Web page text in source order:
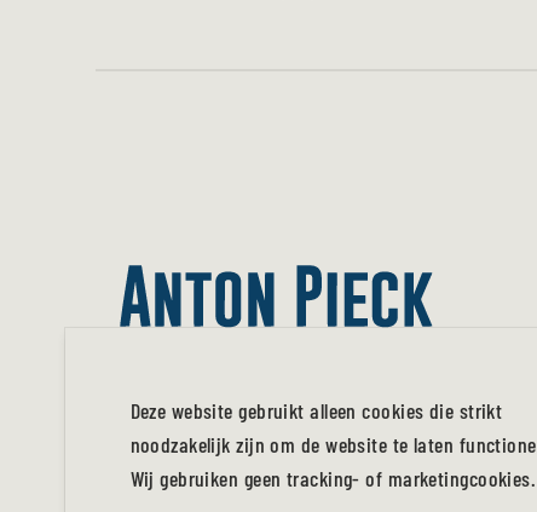
Deze website gebruikt alleen cookies die strikt
noodzakelijk zijn om de website te laten
Wij gebruiken geen tracking- of marketingcookies.